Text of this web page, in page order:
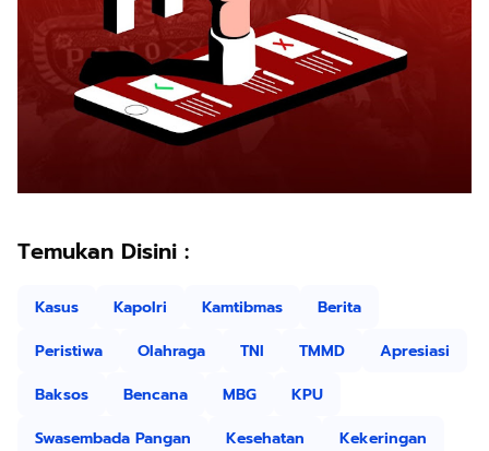
Temukan Disini :
Kasus Kapolri Kamtibmas
Berita
Peristiwa
Olahraga TNI TMMD
Apresiasi
Baksos
Bencana MBG
KPU
Swasembada Pangan
Kesehatan
Kekeringan